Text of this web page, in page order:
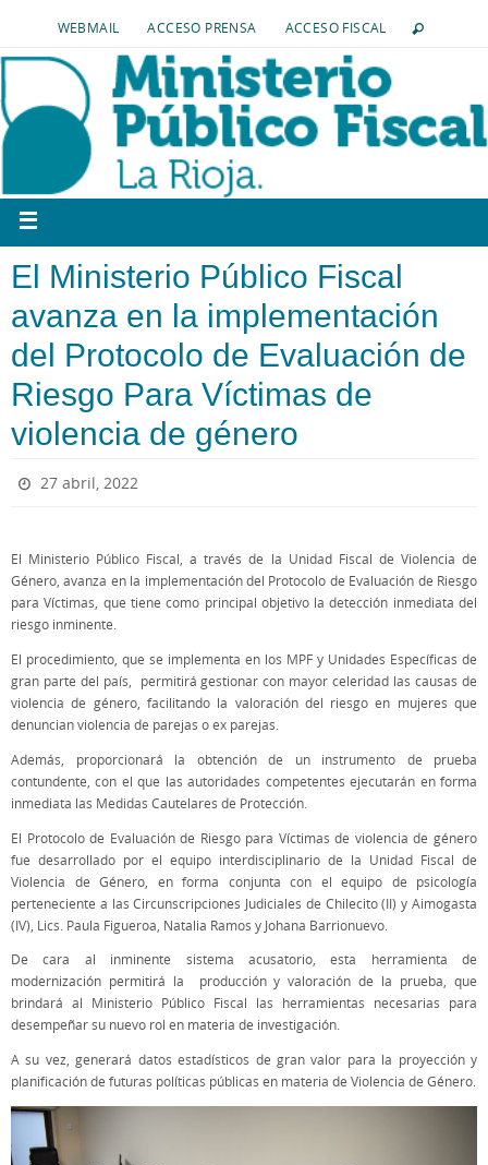
WEBMAIL ACCESO PRENSA ACCESO FISCAL
El Ministerio Público Fiscal
avanza en la implementación
del Protocolo de Evaluación de
Riesgo Para Víctimas de
violencia de género
27 abril, 2022
El Ministerio Público Fiscal, a través de la Unidad Fiscal de Violencia de
Género, avanza en la implementación del Protocolo de Evaluación de Riesgo
para Víctimas, que tiene como principal objetivo la detección inmediata del
riesgo inminente.
El procedimiento, que se implementa en los MPF y Unidades Específicas de
gran parte del país, permitirá gestionar con mayor celeridad las causas de
violencia de género, facilitando la valoración del riesgo en mujeres que
denuncian violencia de parejas o ex parejas.
Además, proporcionará la obtención de un instrumento de prueba
contundente, con el que las autoridades competentes ejecutarán en forma
inmediata las Medidas Cautelares de Protección.
El Protocolo de Evaluación de Riesgo para Víctimas de violencia de género
fue desarrollado por el equipo interdisciplinario de la Unidad Fiscal de
Violencia de Género, en forma conjunta con el equipo de psicología
perteneciente a las Circunscripciones Judiciales de Chilecito (II) y Aimogasta
(IV), Lics. Paula Figueroa, Natalia Ramos y Johana Barrionuevo.
De cara al inminente sistema acusatorio, esta herramienta de
modernización permitirá la producción y valoración de la prueba, que
brindará al Ministerio Público Fiscal las herramientas necesarias para
desempeñar su nuevo rol en materia de investigación.
A su vez, generará datos estadísticos de gran valor para la proyección y
planificación de futuras políticas públicas en materia de Violencia de Género.